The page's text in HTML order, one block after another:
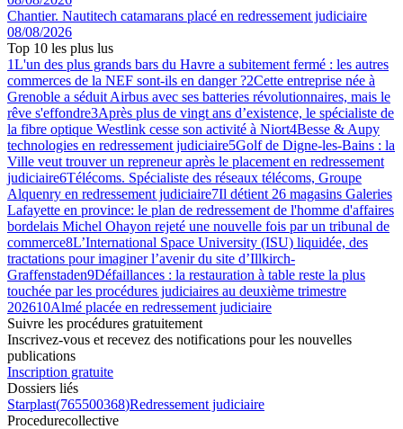
Chantier. Nautitech catamarans placé en redressement judiciaire
08/08/2026
Top 10 les plus lus
1L'un des plus grands bars du Havre a subitement fermé : les autres
commerces de la NEF sont-ils en danger ?2Cette entreprise née à
Grenoble a séduit Airbus avec ses batteries révolutionnaires, mais le
rêve s'effondre3Après plus de vingt ans d’existence, le spécialiste de
la fibre optique Westlink cesse son activité à Niort4Besse & Aupy
technologies en redressement judiciaire5Golf de Digne-les-Bains : la
Ville veut trouver un repreneur après le placement en redressement
judiciaire6Télécoms. Spécialiste des réseaux télécoms, Groupe
Alquenry en redressement judiciaire7Il détient 26 magasins Galeries
Lafayette en province: le plan de redressement de l'homme d'affaires
bordelais Michel Ohayon rejeté une nouvelle fois par un tribunal de
commerce8L’International Space University (ISU) liquidée, des
tractations pour imaginer l’avenir du site d’Illkirch-
Graffenstaden9Défaillances : la restauration à table reste la plus
touchée par les procédures judiciaires au deuxième trimestre
202610Almé placée en redressement judiciaire
Suivre les procédures gratuitement
Inscrivez-vous et recevez des notifications pour les nouvelles
publications
Inscription gratuite
Dossiers liés
Starplast(765500368)Redressement judiciaire
Procedurecollective